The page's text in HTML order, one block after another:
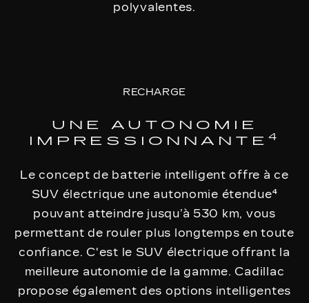
polyvalentes.
RECHARGE
UNE AUTONOMIE
IMPRESSIONNANTE 4
Le concept de batterie intelligent offre à ce
SUV électrique une autonomie étendue⁴
pouvant atteindre jusqu’à 530 km, vous
permettant de rouler plus longtemps en toute
confiance. C'est le SUV électrique offrant la
meilleure autonomie de la gamme. Cadillac
propose également des options intelligentes